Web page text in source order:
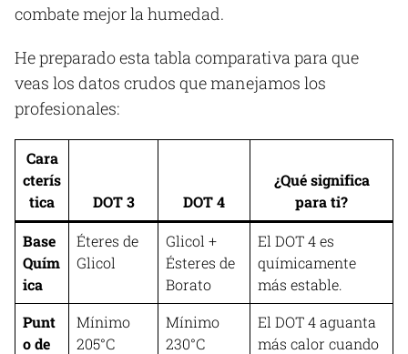
combate mejor la humedad.
He preparado esta tabla comparativa para que
veas los datos crudos que manejamos los
profesionales:
Cara
cterís
tica
DOT 3 DOT 4
¿Qué significa
para ti?
Base
Quím
ica
Éteres de
Glicol
Glicol +
Ésteres de
Borato
El DOT 4 es
químicamente
más estable.
Punt
o de
Mínimo
205°C
Mínimo
230°C
El DOT 4 aguanta
más calor cuando